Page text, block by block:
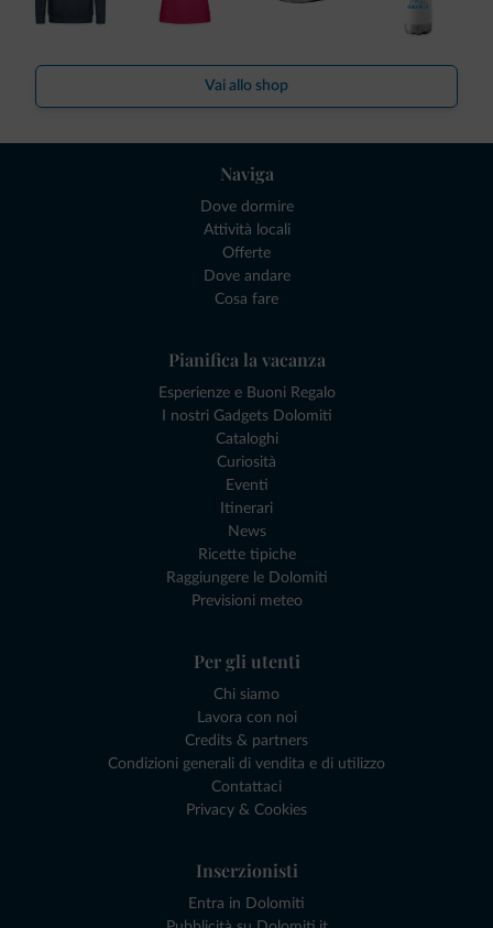
Vai allo shop
Naviga
Dove dormire
Attività locali
Offerte
Dove andare
Cosa fare
Pianifica la vacanza
Esperienze e Buoni Regalo
I nostri Gadgets Dolomiti
Cataloghi
Curiosità
Eventi
Itinerari
News
Ricette tipiche
Raggiungere le Dolomiti
Previsioni meteo
Per gli utenti
Chi siamo
Lavora con noi
Credits & partners
Condizioni generali di vendita e di utilizzo
Contattaci
Privacy & Cookies
Inserzionisti
Entra in Dolomiti